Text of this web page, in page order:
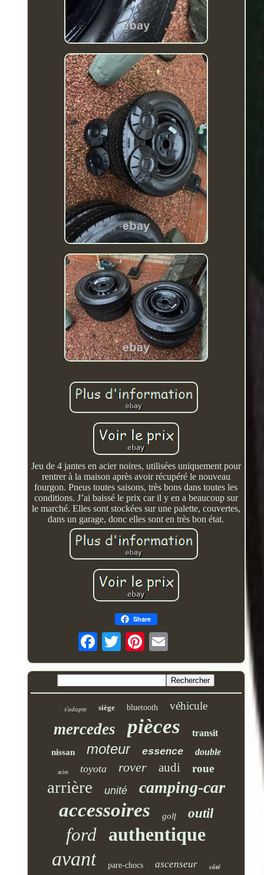
Jeu de 4 jantes en acier noires, utilisées uniquement pour
rentrer à la maison après avoir récupéré le nouveau
fourgon. Pneus toutes saisons, très bons dans toutes les
conditions. J’ai baissé le prix car il y en a beaucoup sur
le marché. Elles sont stockées sur une palette, couvertes,
dans un garage, donc elles sont en très bon état.
Share
s'adapte siège bluetooth véhicule
mercedes pièces transit
nissan moteur essence double
acier toyota rover audi roue
arrière unité camping-car
accessoires golf outil
ford authentique
avant pare-chocs ascenseur côté